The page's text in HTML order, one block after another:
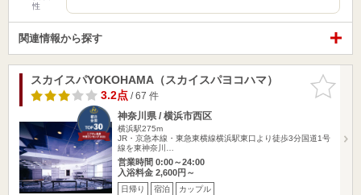
性
関連情報から探す
お気に入
りに追加
スカイスパYOKOHAMA（スカイスパヨコハマ）
3.2点/ 67 件
神奈川県 / 横浜市西区
横浜駅275m
JR・京急本線・東急東横線横浜駅東口より徒歩3分国道1号
線を東神奈川…
営業時間 0:00～24:00
入浴料金 2,600円～
日帰り 宿泊 カップル